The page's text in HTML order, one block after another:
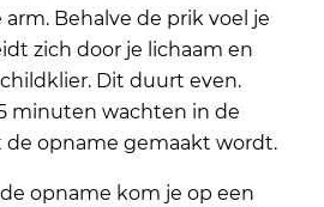
Behalve de prik voel je
zich door je lichaam en
Dit duurt even.
minuten wachten in de
opname gemaakt wordt.
opname kom je op een